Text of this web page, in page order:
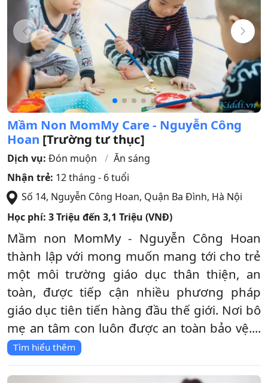
Mầm Non MomMy Care - Nguyễn Công
Hoan [Trường tư thục]
Dịch vụ: Đón muộn
Ăn sáng
Nhận trẻ: 12 tháng - 6 tuổi
Số 14, Nguyễn Công Hoan, Quận Ba Đình, Hà Nội
Học phí: 3 Triệu đến 3,1 Triệu (VNĐ)
Mầm non MomMy - Nguyễn Công Hoan
thành lập với mong muốn mang tới cho trẻ
một môi trường giáo dục thân thiện, an
toàn, được tiếp cận nhiều phương pháp
giáo dục tiên tiến hàng đầu thế giới. Nơi bô
mẹ an tâm con luôn được an toàn bảo vệ....
Tìm hiểu thêm